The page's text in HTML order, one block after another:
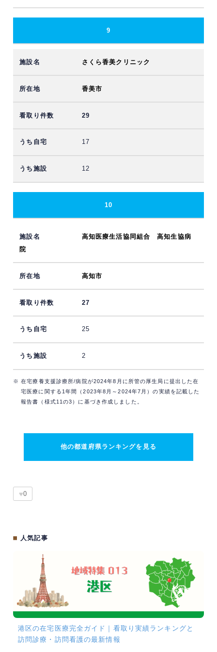
9
さくら香美クリニック
香美市
29
17
12
10
高知医療生活協同組合 高知生協病
院
高知市
27
25
2
※ 在宅療養支援診療所/病院が2024年8月に所管の厚生局に提出した在
宅医療に関する1年間（2023年8月～2024年7月）の実績を記載した
報告書（様式11の3）に基づき作成しました。
他の都道府県ランキングを見る
♥0
■ 人気記事
港区の在宅医療完全ガイド｜看取り実績ランキングと
訪問診療・訪問看護の最新情報